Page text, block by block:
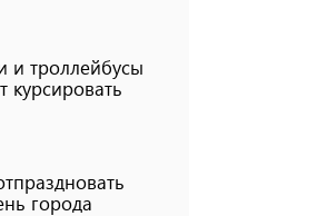
и троллейбусы
курсировать
города